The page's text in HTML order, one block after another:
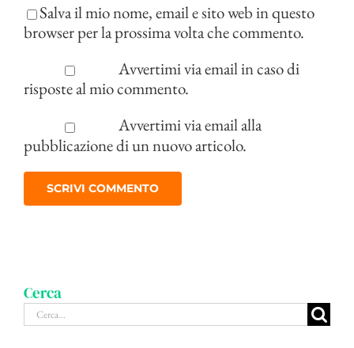
Salva il mio nome, email e sito web in questo
browser per la prossima volta che commento.
Avvertimi via email in caso di
risposte al mio commento.
Avvertimi via email alla
pubblicazione di un nuovo articolo.
Cerca
Cerca
per: